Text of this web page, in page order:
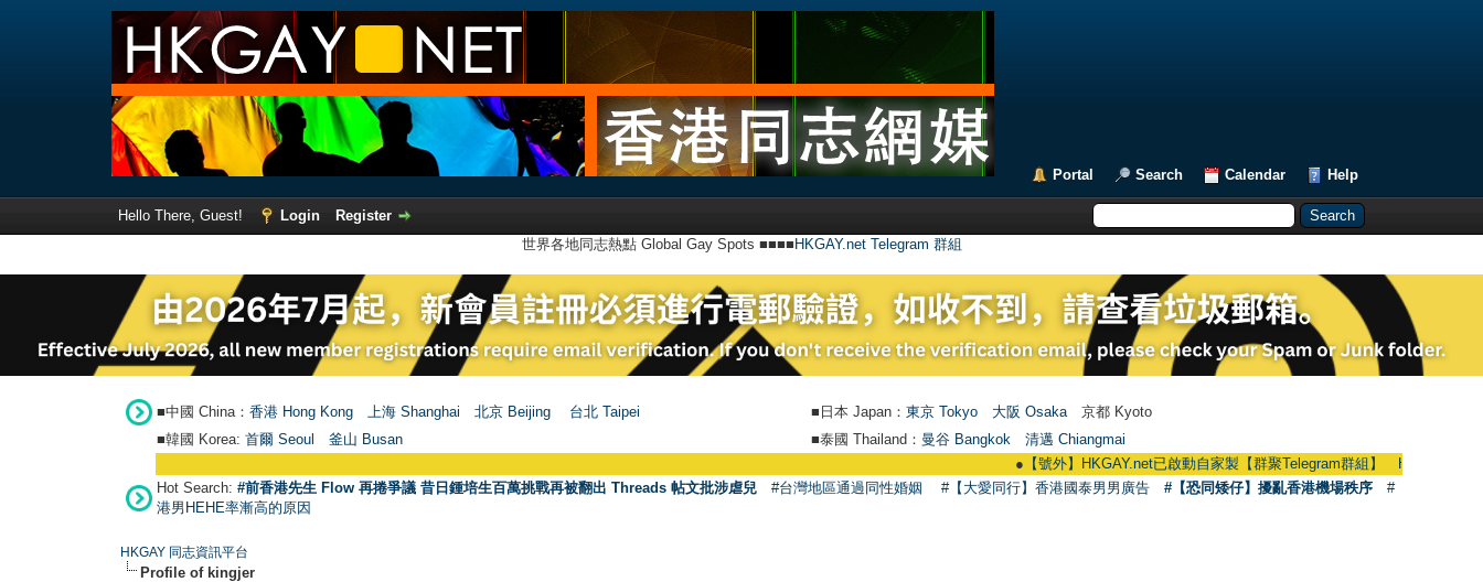
Portal Search Calendar Help
Hello There, Guest! Login
Register
世界各地同志熱點 Global Gay Spots ■■■■ HKGAY.net Telegram 群組
■中國 China： 香港 Hong Kong 上海 Shanghai 北京 Beijing 台北 Taipei ■日本 Japan： 東京 Tokyo 大阪 Osaka 京都 Kyoto
■韓國 Korea: 首爾 Seou 釜山 Busan ■泰國 Thailand： 曼谷 Bangkok
清邁 Chiangmai
【號外】HKGAY.net已啟動自家製【群聚Telegram群組】 HKGAY.net has
Hot Search: #前香港先生 Flow 再捲爭議 昔日鍾培生百萬挑戰再被翻出 Threads 帖文批涉虐兒 #台灣地區通過同性婚姻 #【大愛同行】香港國泰男男廣告 #【恐同矮仔】擾亂香港機場秩序
#
港男HEHE率漸高的原因
HKGAY 同志資訊平台
Profile of kingjer